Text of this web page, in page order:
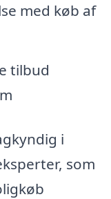
med køb af
tilbud
i
som